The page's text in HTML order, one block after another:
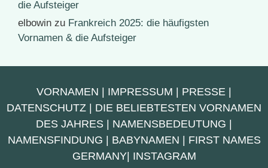
die Aufsteiger
elbowin zu Frankreich 2025: die häufigsten
Vornamen & die Aufsteiger
VORNAMEN | IMPRESSUM | PRESSE |
DATENSCHUTZ | DIE BELIEBTESTEN VORNAMEN
DES JAHRES | NAMENSBEDEUTUNG |
NAMENSFINDUNG | BABYNAMEN | FIRST NAMES
GERMANY| INSTAGRAM